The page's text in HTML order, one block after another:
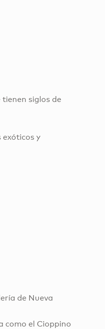
siglos de
y
de Nueva
como el Cioppino